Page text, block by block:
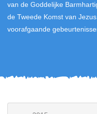
van de Goddelijke
de Tweede Komst van
voorafgaande